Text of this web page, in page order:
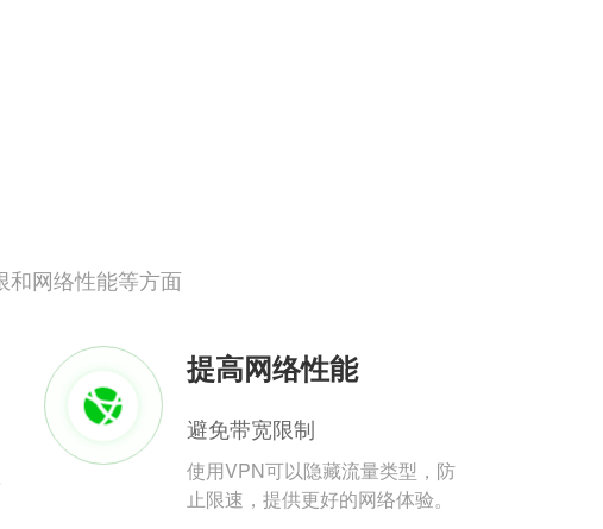
和网络性能等方面
提高网络性能
避免带宽限制
使用VPN可以隐藏流量类型，防
止限速，提供更好的网络体验。